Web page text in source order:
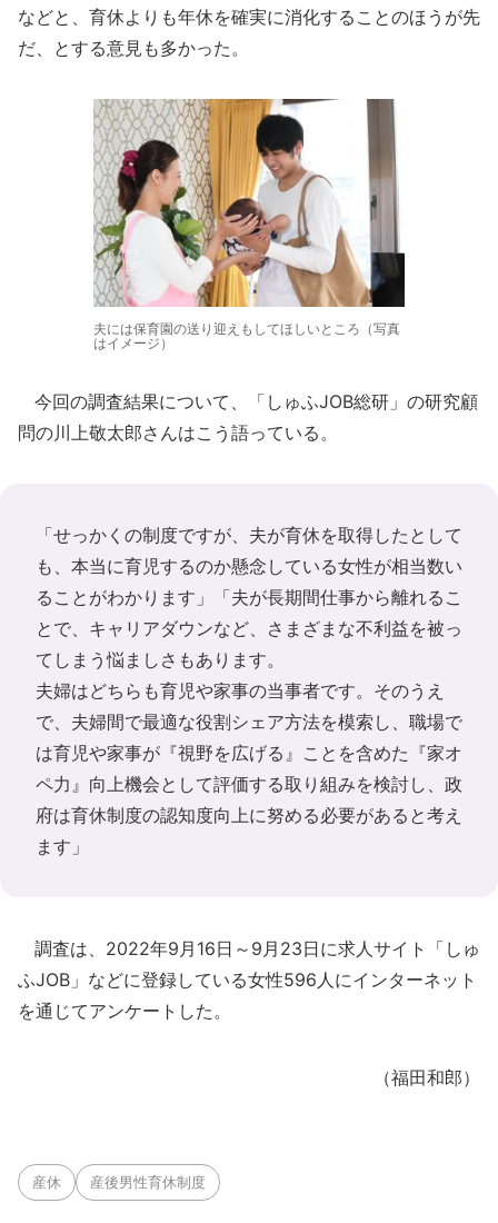
などと、育休よりも年休を確実に消化することのほうが先
だ、とする意見も多かった。
夫には保育園の送り迎えもしてほしいところ（写真
はイメージ）
今回の調査結果について、「しゅふJOB総研」の研究顧
問の川上敬太郎さんはこう語っている。
「せっかくの制度ですが、夫が育休を取得したとして
も、本当に育児するのか懸念している女性が相当数い
ることがわかります」「夫が長期間仕事から離れるこ
とで、キャリアダウンなど、さまざまな不利益を被っ
てしまう悩ましさもあります。
夫婦はどちらも育児や家事の当事者です。そのうえ
で、夫婦間で最適な役割シェア方法を模索し、職場で
は育児や家事が『視野を広げる』ことを含めた『家オ
ペ力』向上機会として評価する取り組みを検討し、政
府は育休制度の認知度向上に努める必要があると考え
ます」
調査は、2022年9月16日～9月23日に求人サイト「しゅ
ふJOB」などに登録している女性596人にインターネット
を通じてアンケートした。
（福田和郎）
産休 産後男性育休制度